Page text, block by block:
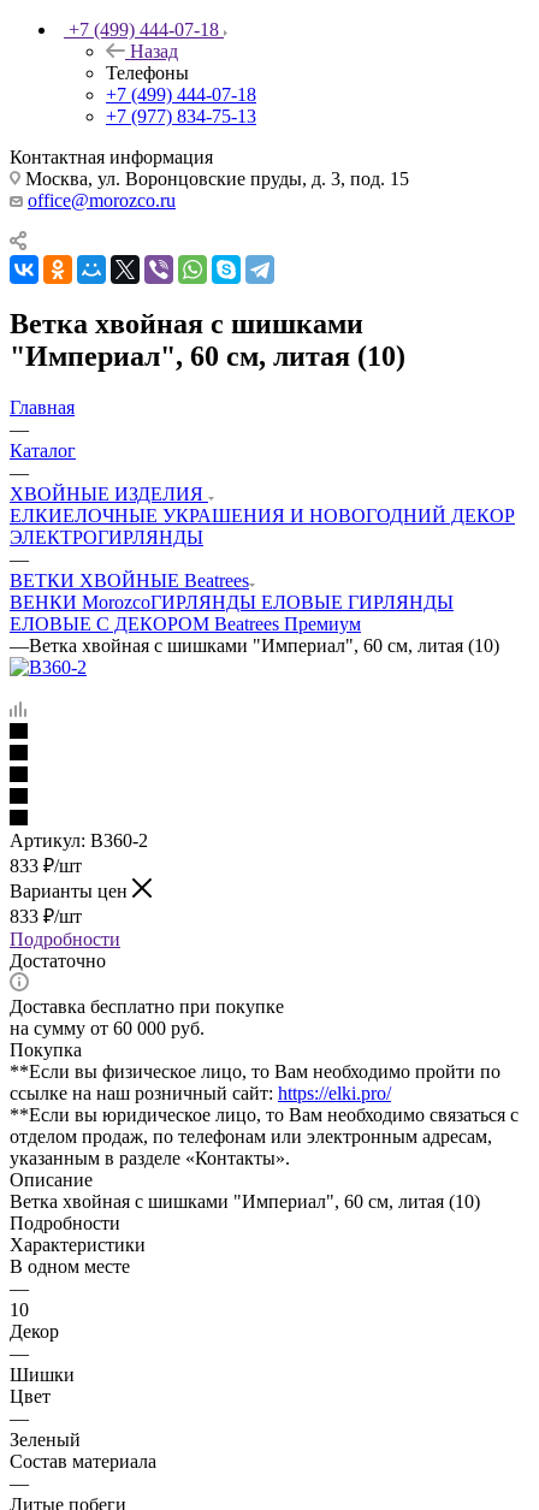
+7 (499) 444-07-18
Назад
Телефоны
+7 (499) 444-07-18
+7 (977) 834-75-13
Контактная информация
Москва, ул. Воронцовские пруды, д. 3, под. 15
office@morozco.ru
Ветка хвойная с шишками
"Империал", 60 см, литая (10)
Главная
—
Каталог
—
ХВОЙНЫЕ ИЗДЕЛИЯ
ЕЛКИЕЛОЧНЫЕ УКРАШЕНИЯ И НОВОГОДНИЙ ДЕКОР
ЭЛЕКТРОГИРЛЯНДЫ
—
ВЕТКИ ХВОЙНЫЕ Beatrees
ВЕНКИ MorozcoГИРЛЯНДЫ ЕЛОВЫЕ ГИРЛЯНДЫ
ЕЛОВЫЕ С ДЕКОРОМ Beatrees Премиум
—Ветка хвойная с шишками "Империал", 60 см, литая (10)
Артикул: В360-2
833 ₽/шт
Варианты цен
833 ₽/шт
Подробности
Достаточно
Доставка бесплатно при покупке
на сумму от 60 000 руб.
Покупка
**Если вы физическое лицо, то Вам необходимо пройти по
ссылке на наш розничный сайт: https://elki.pro/
**Если вы юридическое лицо, то Вам необходимо связаться с
отделом продаж, по телефонам или электронным адресам,
указанным в разделе «Контакты».
Описание
Ветка хвойная с шишками "Империал", 60 см, литая (10)
Подробности
Характеристики
В одном месте
—
10
Декор
—
Шишки
Цвет
—
Зеленый
Состав материала
—
Литые побеги